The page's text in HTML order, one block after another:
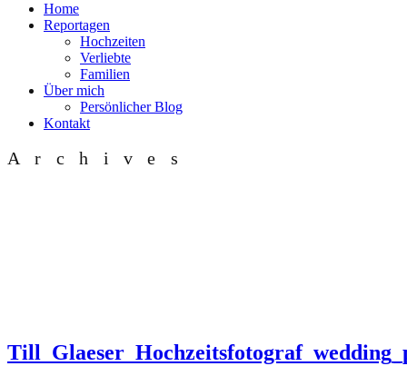
Home
Reportagen
Hochzeiten
Verliebte
Familien
Über mich
Persönlicher Blog
Kontakt
Archives